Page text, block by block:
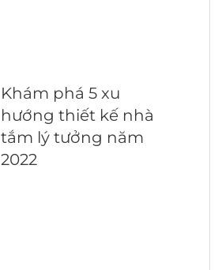
Khám phá 5 xu
hướng thiết kế nhà
tắm lý tưởng năm
2022